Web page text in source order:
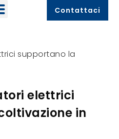
Contattaci
supportano la
elettrici
in